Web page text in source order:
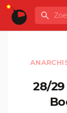
Ga naar de
GLOBALINFO
Zoeken
28/29 Nov: Anarchistische